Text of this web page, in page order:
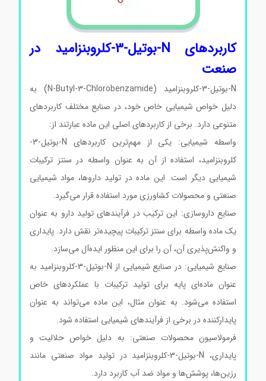
کاربردهای N-بوتیل-3-کلروبنزامید در
صنعت
N-بوتیل-3-کلروبنزامید (N-Butyl-3-Chlorobenzamide) به
دلیل خواص شیمیایی خاص خود، در صنایع مختلف کاربردهای
متنوعی دارد. برخی از کاربردهای اصلی این ماده عبارتند از:
واسطه شیمیایی: یکی از مهم‌ترین کاربردهای N-بوتیل-3-
کلروبنزامید، استفاده از آن به عنوان واسطه در سنتز ترکیبات
شیمیایی دیگر است. این ماده در تولید داروها، مواد شیمیایی
صنعتی و محصولات کشاورزی مورد استفاده قرار می‌گیرد.
صنایع داروسازی: این ترکیب در فرآیندهای تولید دارو به عنوان
یک ماده واسطه برای سنتز ترکیبات پیچیده‌تر نقش دارد. پایداری
و واکنش‌پذیری آن، آن را برای این منظور ایده‌آل می‌سازد.
صنایع شیمیایی: در صنایع شیمیایی از N-بوتیل-3-کلروبنزامید به
عنوان ماده‌ای پایه برای تولید ترکیبات با عملکردهای خاص
استفاده می‌شود. به عنوان مثال، این ماده می‌تواند به عنوان
پایدارکننده در برخی از فرآیندهای شیمیایی استفاده شود.
فرمولاسیون محصولات صنعتی: به دلیل خواص حلالیت و
پایداری، N-بوتیل-3-کلروبنزامید در تولید مواد صنعتی مانند
رزین‌ها، پوشش‌ها و مواد ضد آب کاربرد دارد.